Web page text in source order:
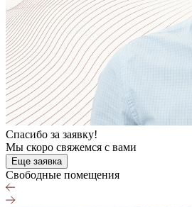
Спасибо за заявку!
Мы скоро свяжемся с вами
Еще заявка
Cвободные помещения